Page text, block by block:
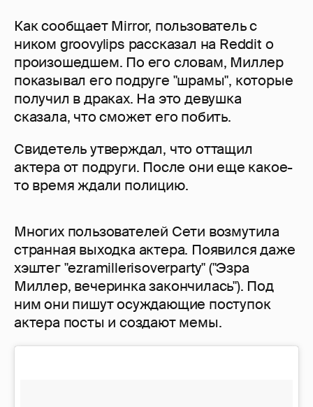
Как сообщает Mirror, пользователь с
ником groovylips рассказал на Reddit о
произошедшем. По его словам, Миллер
показывал его подруге "шрамы", которые
получил в драках. На это девушка
сказала, что сможет его побить.
Свидетель утверждал, что оттащил
актера от подруги. После они еще какое-
то время ждали полицию.
Многих пользователей Сети возмутила
странная выходка актера. Появился даже
хэштег "ezramillerisoverparty" ("Эзра
Миллер, вечеринка закончилась"). Под
ним они пишут осуждающие поступок
актера посты и создают мемы.